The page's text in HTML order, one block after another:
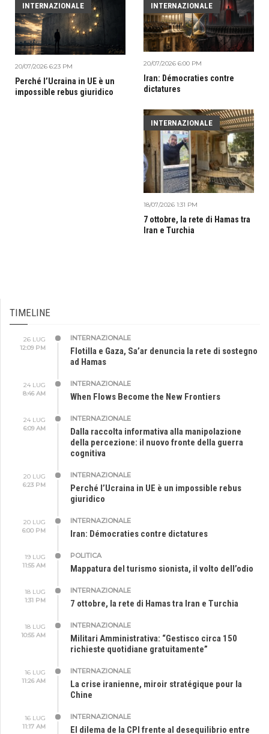
INTERNAZIONALE
20/07/2026 6:23 PM
Perché l’Ucraina in UE è un
impossible rebus giuridico
INTERNAZIONALE
20/07/2026 6:00 PM
Iran: Démocraties contre
dictatures
INTERNAZIONALE
18/07/2026 1:31 PM
7 ottobre, la rete di Hamas tra
Iran e Turchia
TIMELINE
26 LUG
12:09 PM
INTERNAZIONALE
Flotilla e Gaza, Sa’ar denuncia la rete di sostegno
ad Hamas
24 LUG
8:46 AM
INTERNAZIONALE
When Flows Become the New Frontiers
24 LUG
6:09 AM
INTERNAZIONALE
Dalla raccolta informativa alla manipolazione
della percezione: il nuovo fronte della guerra
cognitiva
20 LUG
6:23 PM
INTERNAZIONALE
Perché l’Ucraina in UE è un impossible rebus
giuridico
20 LUG
6:00 PM
INTERNAZIONALE
Iran: Démocraties contre dictatures
19 LUG
11:55 AM
POLITICA
Mappatura del turismo sionista, il volto dell’odio
18 LUG
1:31 PM
INTERNAZIONALE
7 ottobre, la rete di Hamas tra Iran e Turchia
18 LUG
10:55 AM
INTERNAZIONALE
Militari Amministrativa: “Gestisco circa 150
richieste quotidiane gratuitamente”
16 LUG
11:26 AM
INTERNAZIONALE
La crise iranienne, miroir stratégique pour la
Chine
16 LUG
11:17 AM
INTERNAZIONALE
El dilema de la CPI frente al desequilibrio entre